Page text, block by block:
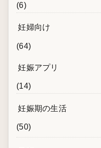
(6)
妊婦向け
(64)
妊娠アプリ
(14)
妊娠期の生活
(50)